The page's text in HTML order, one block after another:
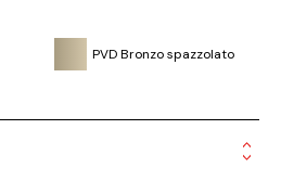
PVD Bronzo spazzolato